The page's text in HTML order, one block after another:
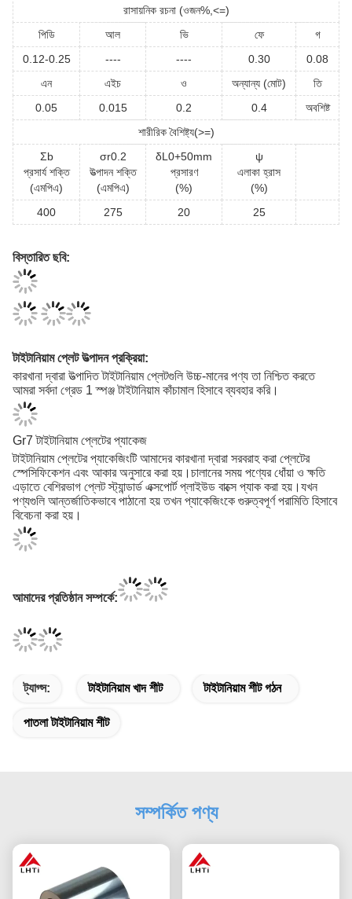
রাসায়নিক রচনা (ওজন%,<=)
পিডি
আল ভি ফে
গ
0.12-0.25
---- ---- 0.30
0.08
এন
এইচ ও অন্যান্য (মোট)
তি
0.05
0.015 0.2 0.4
অবশিষ্ট
শারীরিক বৈশিষ্ট্য(>=)
Σb
প্রসার্য শক্তি
(এমপিএ)
σr0.2
উত্পাদন শক্তি
(এমপিএ)
δL0+50mm
প্রসারণ
(%)
ψ
এলাকা হ্রাস
(%)
400
275 20 25
বিস্তারিত ছবি:
টাইটানিয়াম প্লেট উত্পাদন প্রক্রিয়া:
কারখানা দ্বারা উত্পাদিত টাইটানিয়াম প্লেটগুলি উচ্চ-মানের পণ্য তা নিশ্চিত করতে
আমরা সর্বদা গ্রেড 1 স্পঞ্জ টাইটানিয়াম কাঁচামাল হিসাবে ব্যবহার করি।
Gr7 টাইটানিয়াম প্লেটের প্যাকেজ
টাইটানিয়াম প্লেটের প্যাকেজিংটি আমাদের কারখানা দ্বারা সরবরাহ করা প্লেটের
স্পেসিফিকেশন এবং আকার অনুসারে করা হয়।চালানের সময় পণ্যের ধোঁয়া ও ক্ষতি
এড়াতে বেশিরভাগ প্লেট স্ট্যান্ডার্ড এক্সপোর্ট প্লাইউড বাক্সে প্যাক করা হয়।যখন
পণ্যগুলি আন্তর্জাতিকভাবে পাঠানো হয় তখন প্যাকেজিংকে গুরুত্বপূর্ণ পরামিতি হিসাবে
বিবেচনা করা হয়।
আমাদের প্রতিষ্ঠান সম্পর্কে:
ট্যাগ্স: টাইটানিয়াম খাদ শীট টাইটানিয়াম শীট গঠন
পাতলা টাইটানিয়াম শীট
সম্পর্কিত পণ্য